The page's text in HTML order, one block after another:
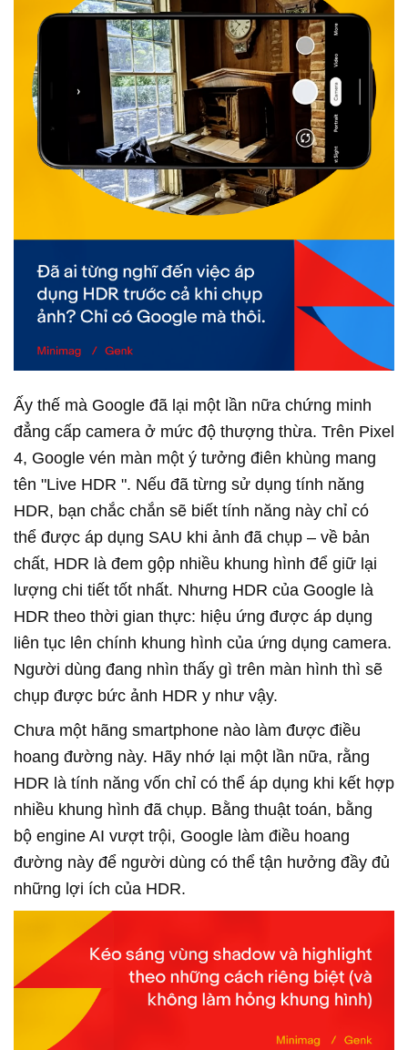
Ấy thế mà Google đã lại một lần nữa chứng minh
đẳng cấp camera ở mức độ thượng thừa. Trên Pixel
4, Google vén màn một ý tưởng điên khùng mang
tên "Live HDR ". Nếu đã từng sử dụng tính năng
HDR, bạn chắc chắn sẽ biết tính năng này chỉ có
thể được áp dụng SAU khi ảnh đã chụp – về bản
chất, HDR là đem gộp nhiều khung hình để giữ lại
lượng chi tiết tốt nhất. Nhưng HDR của Google là
HDR theo thời gian thực: hiệu ứng được áp dụng
liên tục lên chính khung hình của ứng dụng camera.
Người dùng đang nhìn thấy gì trên màn hình thì sẽ
chụp được bức ảnh HDR y như vậy.
Chưa một hãng smartphone nào làm được điều
hoang đường này. Hãy nhớ lại một lần nữa, rằng
HDR là tính năng vốn chỉ có thể áp dụng khi kết hợp
nhiều khung hình đã chụp. Bằng thuật toán, bằng
bộ engine AI vượt trội, Google làm điều hoang
đường này để người dùng có thể tận hưởng đầy đủ
những lợi ích của HDR.